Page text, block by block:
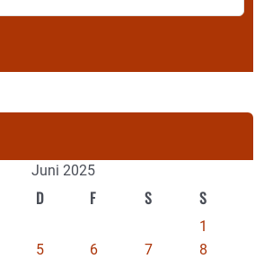
Juni 2025
D F S S
1
5 6 7
8